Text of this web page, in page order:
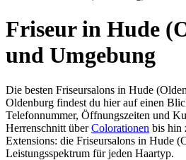
Friseur in Hude
und Umgebung
Die besten Friseursalons in Hude
Oldenburg findest du hier auf einen
Telefonnummer, Öffnungszeiten und
Herrenschnitt überColorationen bis hin
Extensions: die Friseursalons in Hude
Leistungsspektrum für jeden Haartyp.